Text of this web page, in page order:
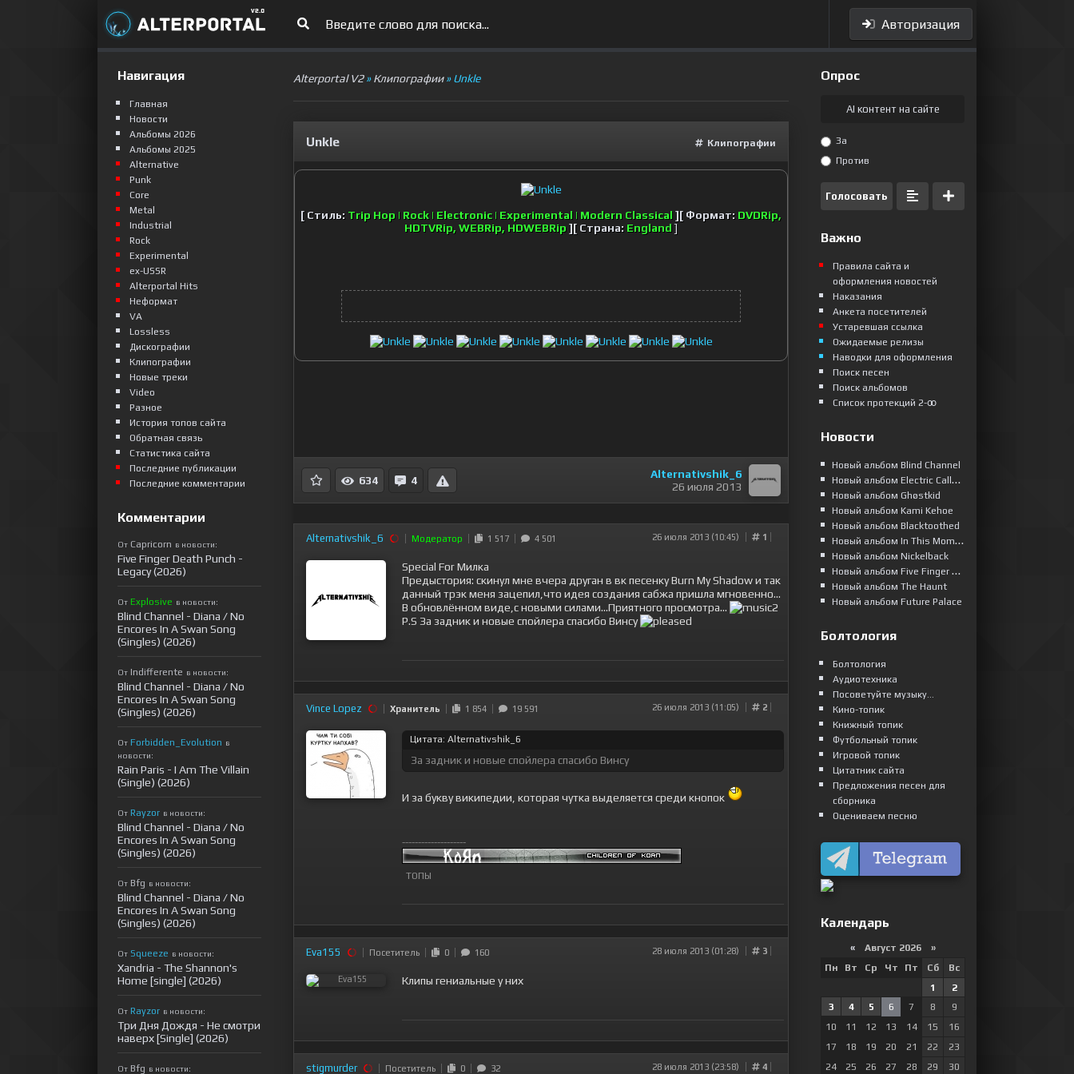
Авторизация
Alterportal V2»Клипографии» Unkle
Unkle Клипографии
[ Стиль: Trip Hop | Rock | Electronic | Experimental | Modern Classical][ Формат: DVDRip,
HDTVRip, WEBRip, HDWEBRip][ Страна: England]
634 4
Alternativshik_6
26 июля 2013
Alternativshik_6 Модератор 1 517 4 501 26 июля 2013 (10:45) 1
Special For Милка
Предыстория: скинул мне вчера друган в вк песенку Burn My Shadow и так
данный трэк меня зацепил,что идея создания сабжа пришла мгновенно...
В обновлённом виде,с новыми силами...Приятного просмотра...
P.S За задник и новые спойлера спасибо Винсу
Vince Lopez Хранитель 1 854 19 591 26 июля 2013 (11:05) 2
Цитата: Alternativshik_6
За задник и новые спойлера спасибо Винсу
И за букву википедии, которая чутка выделяется среди кнопок
--------------------
ТОПЫ
Eva155 Посетитель 0 160 28 июля 2013 (01:28) 3
Клипы гениальные у них
stigmurder Посетитель 0 32 28 июля 2013 (23:58) 4
Навигация
Главная
Новости
Альбомы 2026
Альбомы 2025
Alternative
Punk
Сore
Metal
Industrial
Rock
Experimental
ex-USSR
Alterportal Hits
Неформат
VA
Lossless
Дискографии
Клипографии
Новые треки
Video
Разное
История топов сайта
Обратная связь
Статистика сайта
Последние публикации
Последние комментарии
Комментарии
От Capricorn в новости:
Five Finger Death Punch -
Legacy (2026)
От Explosive в новости:
Blind Channel - Diana / No
Encores In A Swan Song
(Singles) (2026)
От Indifferente в новости:
Blind Channel - Diana / No
Encores In A Swan Song
(Singles) (2026)
От Forbidden_Evolution в
новости:
Rain Paris - I Am The Villain
(Single) (2026)
От Rayzor в новости:
Blind Channel - Diana / No
Encores In A Swan Song
(Singles) (2026)
От Bfg в новости:
Blind Channel - Diana / No
Encores In A Swan Song
(Singles) (2026)
От Squeeze в новости:
Xandria - The Shannon's
Home [single] (2026)
От Rayzor в новости:
Три Дня Дождя - Не смотри
наверх [Single] (2026)
От Bfg в новости:
Опрос
AI контент на сайте
За
Против
Голосовать
Важно
Правила сайта и
оформления новостей
Наказания
Анкета посетителей
Устаревшая ссылка
Ожидаемые релизы
Наводки для оформления
Поиск песен
Поиск альбомов
Список протекций 2-ꝏ
Новости
Новый альбом Blind Channel
Новый альбом Electric Callboy
Новый альбом Ghøstkid
Новый альбом Kami Kehoe
Новый альбом Blacktoothed
Новый альбом In This Moment
Новый альбом Nickelback
Новый альбом Five Finger Death Punch
Новый альбом The Haunt
Новый альбом Future Palace
Болтология
Болтология
Аудиотехника
Посоветуйте музыку...
Кино-топик
Книжный топик
Футбольный топик
Игровой топик
Цитатник сайта
Предложения песен для
сборника
Оцениваем песню
Календарь
«Август 2026 »
Пн
Вт Ср Чт Пт Сб
Вс
1
2
3
4 5 6 7 8
9
10
11 12 13 14 15
16
17
18 19 20 21 22
23
24
25 26 27 28 29 30